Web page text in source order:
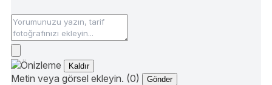
Kaldır
Metin veya görsel ekleyin. (0) Gönder